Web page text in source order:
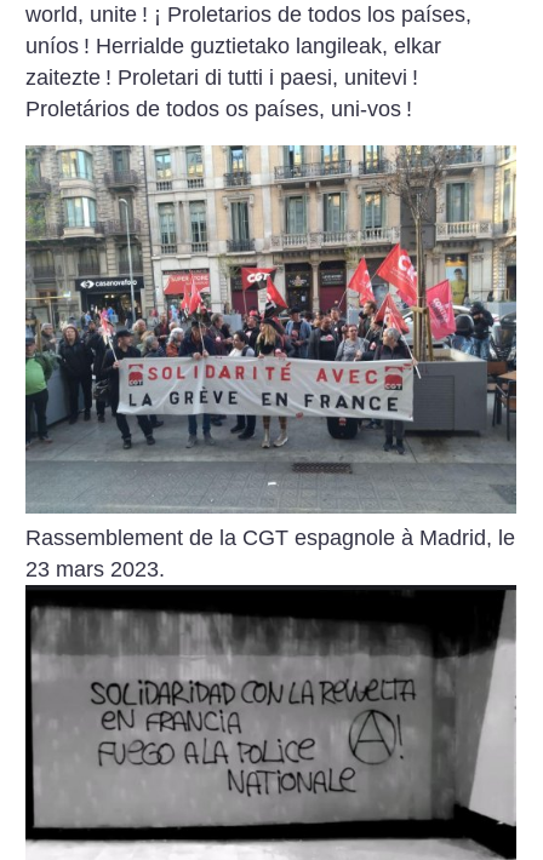
world, unite ! ¡ Proletarios de todos los países,
uníos ! Herrialde guztietako langileak, elkar
zaitezte ! Proletari di tutti i paesi, unitevi !
Proletários de todos os países, uni-vos !
Rassemblement de la CGT espagnole à Madrid, le
23 mars 2023.